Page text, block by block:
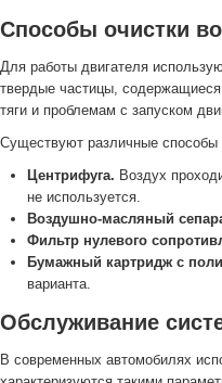
Способы очистки
Для работы двигателя
твердые частицы,
тяги и проблемам с запуском
Существуют различные способы
Центрифуга. Воздух
не используется.
Воздушно-масляный
Фильтр нулевого
Бумажный картридж с
варианта.
Обслуживание
В современных автомобилях